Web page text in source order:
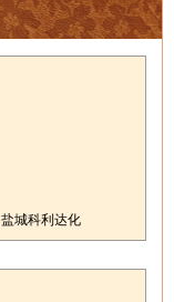
盐城科利达化